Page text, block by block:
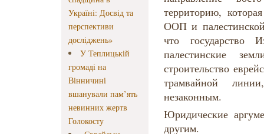
Україні: Досвід та
перспективи
досліджень»
У Теплицькій
громаді на
Вінничині
вшанували пам’ять
невинних жертв
Голокосту
территорию,
ООП и
что государство
палестинские
строительство
трамвайной
незаконным.
Юридические
другим.